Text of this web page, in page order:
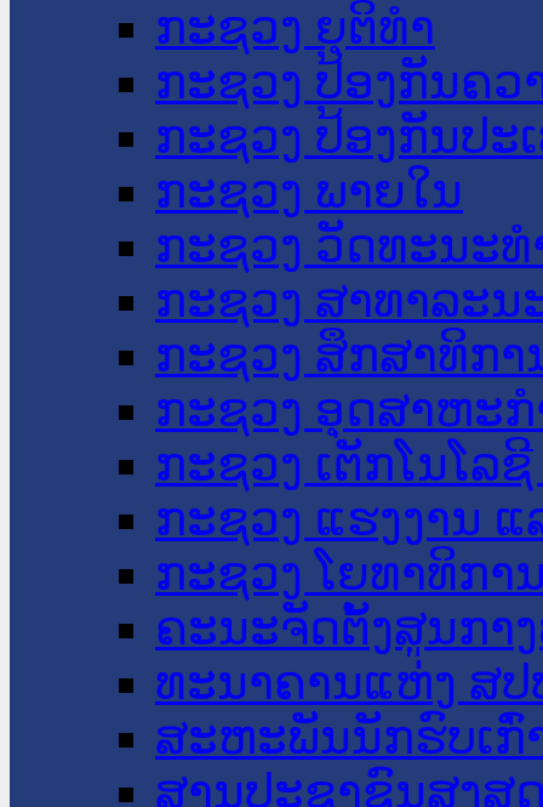
ກະຊວງ ຍຸຕິທໍາ
ກະຊວງ ປ້ອງກັນຄວ
ກະຊວງ ປ້ອງກັນປະ
ກະຊວງ ພາຍໃນ
ກະຊວງ ວັດທະນະ
ກະຊວງ ສາທາລະນ
ກະຊວງ ສຶກສາທິກາ
ກະຊວງ ອຸດສາຫະ
ກະຊວງ ເຕັກໂນໂລ
ກະຊວງ ແຮງງານ
ກະຊວງ ໂຍທາທິກາ
ຄະນະຈັດຕັ້ງສູນກາ
ທະນາຄານແຫ່ງ ສປ
ສະຫະພັນນັກຮົບເກົ່
ສານປະຊາຊົນສູງສຸ